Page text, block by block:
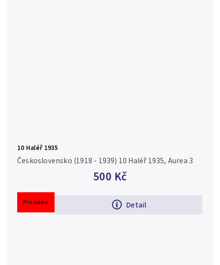
10 Haléř 1935
500 Kč
Detail
Československo (1918 - 1939) 10 Haléř 1935, Aurea 3
Prodáno